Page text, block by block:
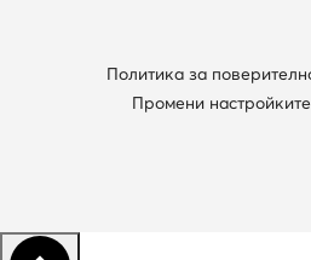
Политика за
Промени настройките